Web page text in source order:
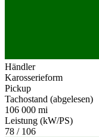
Händler
Karosserieform
Pickup
Tachostand (abgelesen)
106 000 mi
Leistung (kW/PS)
78 / 106